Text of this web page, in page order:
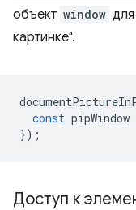
объект window
картинке".
const pipWindow
});
Доступ к